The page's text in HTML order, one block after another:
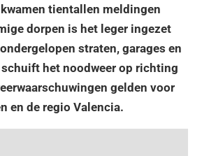
tientallen meldingen
dorpen is het leger ingezet
straten, garages en
het noodweer op richting
gelden voor
en de regio Valencia.